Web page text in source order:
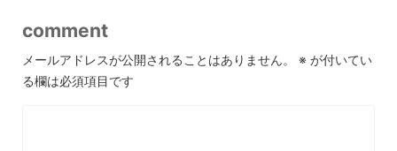
comment
メールアドレスが公開されることはありません。 ※ が付いてい
る欄は必須項目です